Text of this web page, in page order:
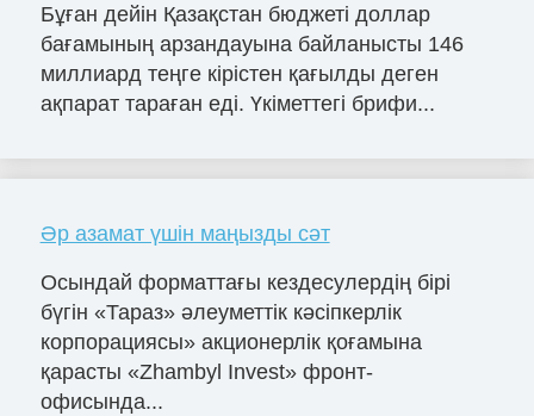
Бұған дейін Қазақстан бюджеті доллар
бағамының арзандауына байланысты 146
миллиард теңге кірістен қағылды деген
ақпарат тараған еді. Үкіметтегі брифи...
Әр азамат үшін маңызды сәт
Осындай форматтағы кездесулердің бірі
бүгін «Тараз» әлеуметтік кәсіпкерлік
корпорациясы» акционерлік қоғамына
қарасты «Zhambyl Invest» фронт-
офисында...